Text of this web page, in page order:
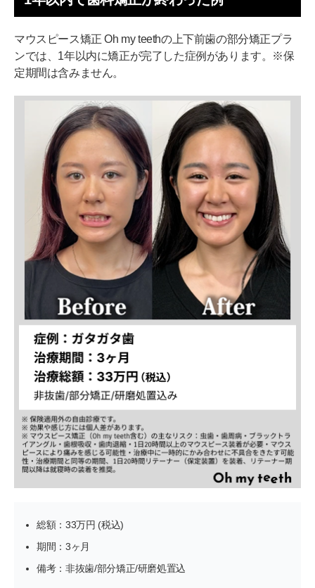
マウスピース矯正 Oh my teethの上下前歯の部分矯正プラ
ンでは、1年以内に矯正が完了した症例があります。※保
定期間は含みません。
総額：33万円 (税込)
期間：3ヶ月
備考：非抜歯/部分矯正/研磨処置込